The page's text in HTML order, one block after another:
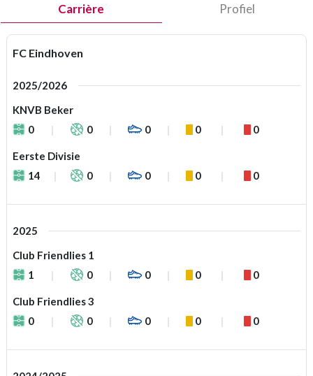
Carrière Profiel
FC Eindhoven
2025/2026
KNVB Beker
0
0 0 0 0
Eerste Divisie
14
0 0 0 0
2025
Club Friendlies 1
1
0 0 0 0
Club Friendlies 3
0
0 0 0 0